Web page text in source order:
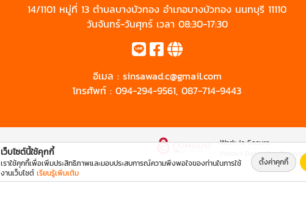
14/1101 หมู่ที่ 13 ตำบลบางบัวทอง อำเภอบางบัวทอง นนทบุรี 11110
วันจันทร์-วันศุกร์ เวลา 08:30-17:30
อีเมล : sinsawad.c@gmail.com
โทรศัพท์ : 094-294-9561, 087-714-9443
Work is Secure
Protect Data With Encrypt
เว็บไซต์นี้ใช้คุกกี้
เราใช้คุกกี้เพื่อเพิ่มประสิทธิภาพและมอบประสบการณ์ความพึงพอใจของท่านในการใช้
งานเว็บไซต์ เรียนรู้เพิ่มเติม
ตั้งค่าคุกกี้